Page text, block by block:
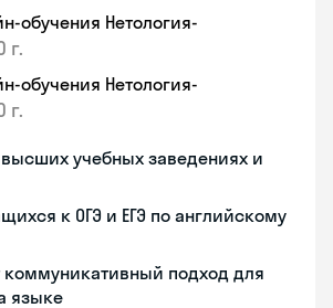
обучения Нетология-
г.
обучения Нетология-
г.
высших учебных заведениях и
к ОГЭ и ЕГЭ по английскому
коммуникативный подход для
языке